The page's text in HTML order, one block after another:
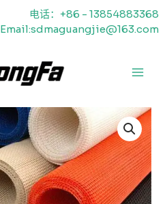
电话：+86 - 13854883368
Email:sdmaguangjie@163.com
菜
单